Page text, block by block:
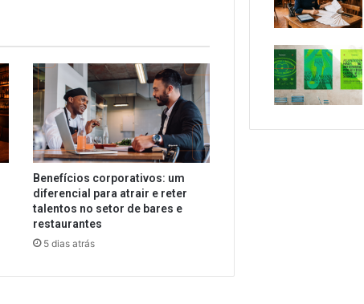
Benefícios corporativos: um
diferencial para atrair e reter
talentos no setor de bares e
restaurantes
5 dias atrás